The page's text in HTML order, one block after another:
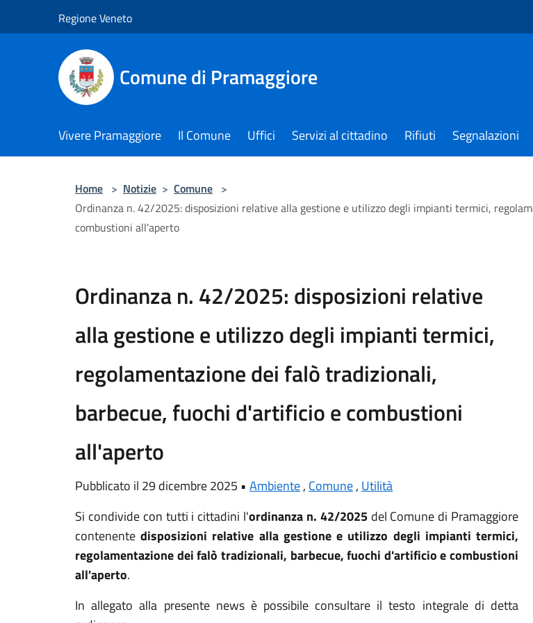
Regione Veneto
Comune di Pramaggiore
Vivere Pramaggiore Il Comune Uffici Servizi al cittadino Rifiuti Segnalazioni
Home > Notizie > Comune >
Ordinanza n. 42/2025: disposizioni relative alla gestione e utilizzo degli impianti termici,
combustioni all'aperto
Ordinanza n. 42/2025: disposizioni relative
alla gestione e utilizzo degli impianti termici,
regolamentazione dei falò tradizionali,
barbecue, fuochi d'artificio e combustioni
all'aperto
Pubblicato il 29 dicembre 2025 • Ambiente, Comune, Utilità
Si condivide con tutti i cittadini l'ordinanza n. 42/2025del Comune di Pramaggiore
contenentedisposizioni relative alla gestione e utilizzo degli impianti termici,
regolamentazione dei falò tradizionali, barbecue, fuochi d'artificio e combustioni
all'aperto.
In allegato alla presente news è possibile consultare il testo integrale di detta